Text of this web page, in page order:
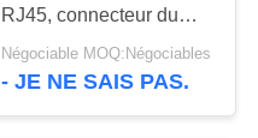
6
RJ45, connecteur du
réseau RJ45 pour
l'Ethernet 1G
Négociable MOQ:Négociables
- JE NE SAIS PAS.